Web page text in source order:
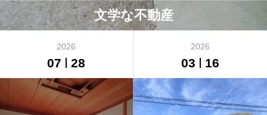
文学な不動産
2026
07 28
2026
03 16